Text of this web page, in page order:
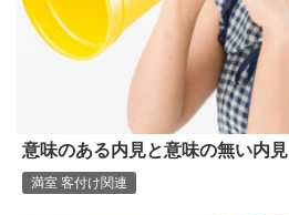
意味のある内見と意味の無い内見
満室 客付け関連